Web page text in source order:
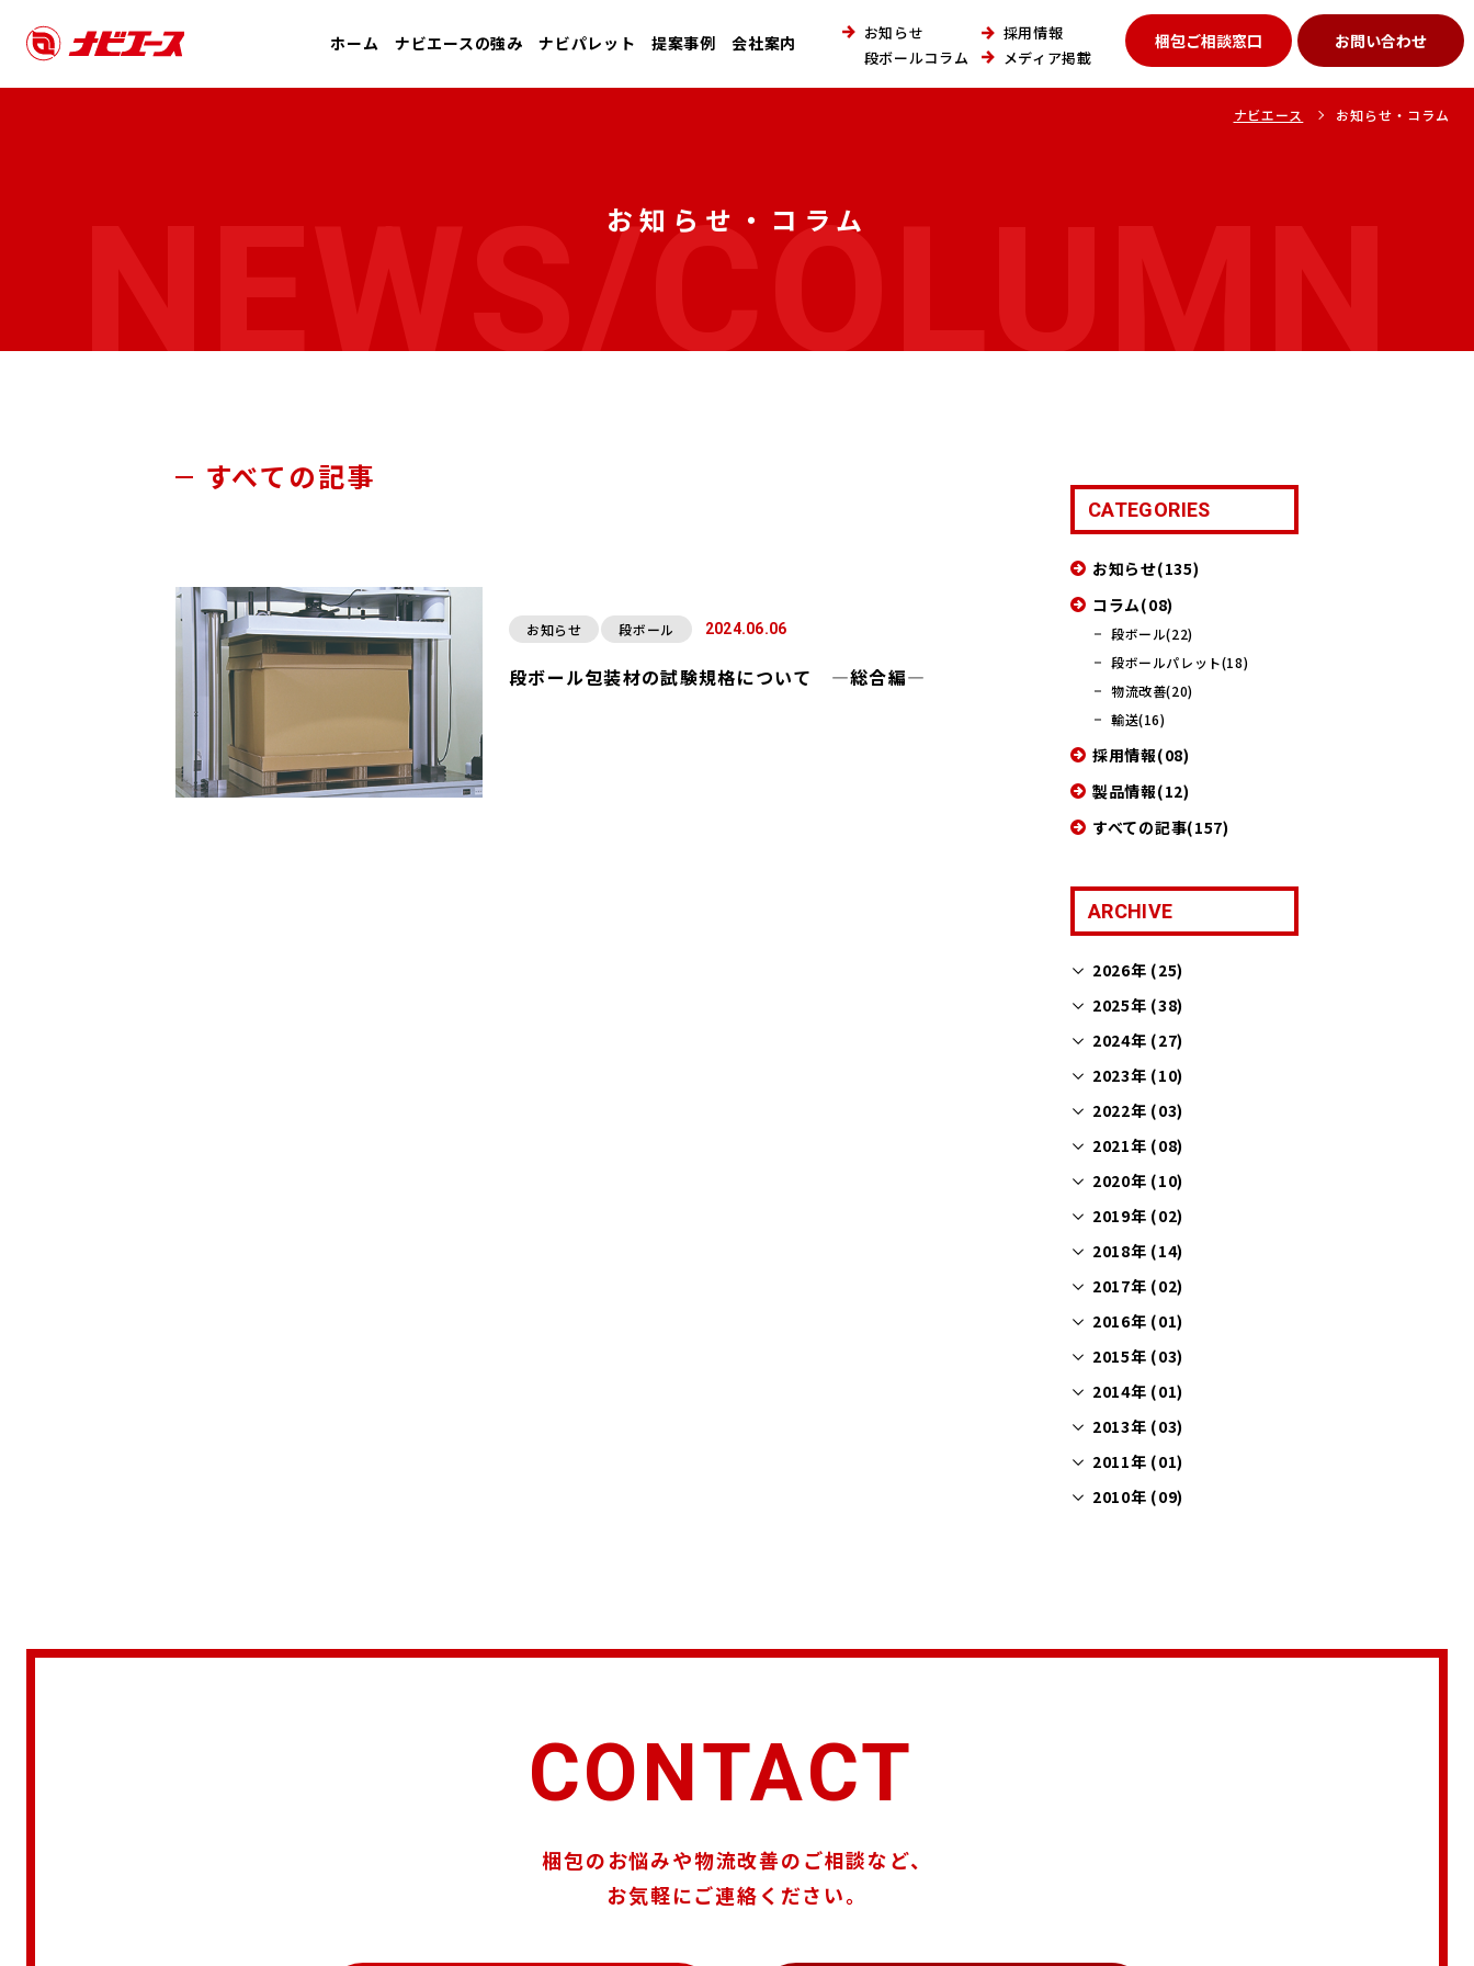
ホーム ナビエースの強み ナビパレット 提案事例 会社案内
お知らせ
段ボールコラム
採用情報
メディア掲載
梱包ご相談窓口 お問い合わせ
お知らせ・コラム
NEWS/COLUMN
ナビエース お知らせ・コラム
すべての記事
お知らせ 段ボール 2024.06.06
段ボール包装材の試験規格について ―総合編―
CATEGORIES
お知らせ(135)
コラム(08)
段ボール(22)
段ボールパレット(18)
物流改善(20)
輸送(16)
採用情報(08)
製品情報(12)
すべての記事(157)
ARCHIVE
2026年 (25)
2025年 (38)
2024年 (27)
2023年 (10)
2022年 (03)
2021年 (08)
2020年 (10)
2019年 (02)
2018年 (14)
2017年 (02)
2016年 (01)
2015年 (03)
2014年 (01)
2013年 (03)
2011年 (01)
2010年 (09)
CONTACT
梱包のお悩みや物流改善のご相談など、
お気軽にご連絡ください。